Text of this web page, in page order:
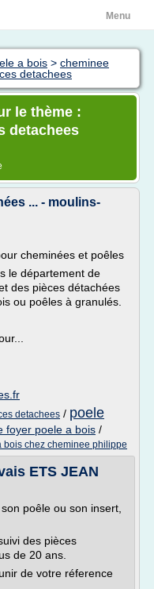
Menu
a bois > cheminee
detachees
le thème :
detachees
... - moulins-
cheminées et poêles
le département de
des pièces détachées
ou poêles à granulés.
detachees / poele
foyer poele a bois /
bois chez cheminee philippe
ETS JEAN
poêle ou son insert,
des pièces
de 20 ans.
de votre réference